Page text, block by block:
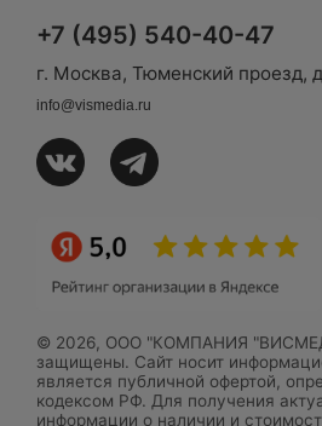
+7 (495) 540-40-47
г. Москва, Тюменский проезд,
info@vismedia.ru
© 2026, ООО "КОМПАНИЯ
защищены. Сайт носит
является публичной офертой,
кодексом РФ. Для получения
информации о наличии и